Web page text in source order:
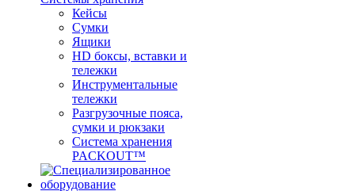
Кейсы
Сумки
Ящики
HD боксы, вставки и
тележки
Инструментальные
тележки
Разгрузочные пояса,
сумки и рюкзаки
Система хранения
PACKOUT™